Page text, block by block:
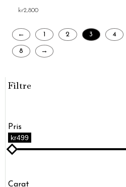
Filtre
Pris
kr499
Carat
kr2,800
← 1 2 3 4
8 →